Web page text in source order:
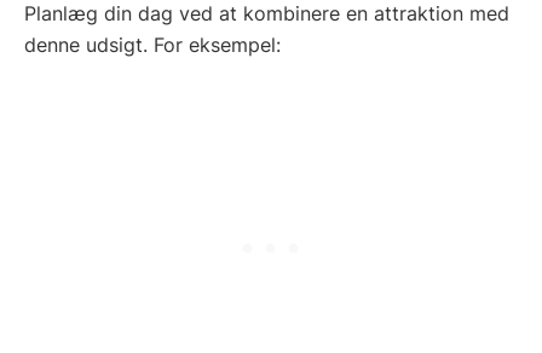
Planlæg din dag ved at kombinere en attraktion med
denne udsigt. For eksempel: